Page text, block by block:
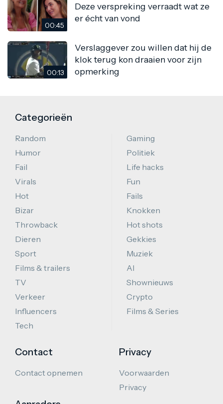
00:45
Deze verspreking verraadt wat ze
er écht van vond
00:13
Verslaggever zou willen dat hij de
klok terug kon draaien voor zijn
opmerking
Categorieën
Random
Humor
Fail
Virals
Hot
Bizar
Throwback
Dieren
Sport
Films & trailers
TV
Verkeer
Influencers
Tech
Gaming
Politiek
Life hacks
Fun
Fails
Knokken
Hot shots
Gekkies
Muziek
AI
Shownieuws
Crypto
Films & Series
Contact
Contact opnemen
Privacy
Voorwaarden
Privacy